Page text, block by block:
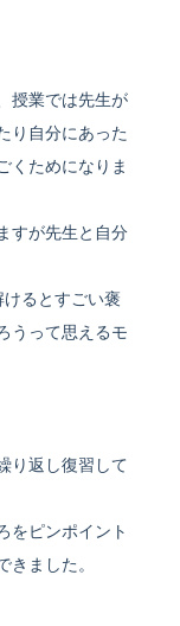
授業では先生が
り自分にあった
くためになりま
すが先生と自分
るとすごい褒
うって思えるモ
り返し復習して
をピンポイント
きました。